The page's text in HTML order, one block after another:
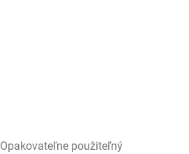
Opakovateľne použiteľný